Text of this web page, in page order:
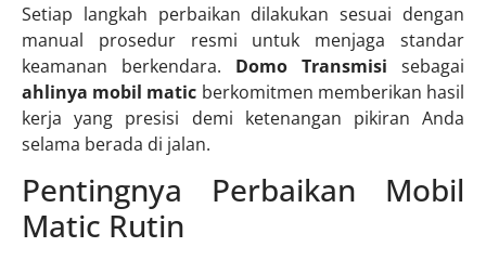
Setiap langkah perbaikan dilakukan sesuai dengan
manual prosedur resmi untuk menjaga standar
keamanan berkendara. Domo Transmisi sebagai
ahlinya mobil matic berkomitmen memberikan hasil
kerja yang presisi demi ketenangan pikiran Anda
selama berada di jalan.
Pentingnya Perbaikan Mobil
Matic Rutin